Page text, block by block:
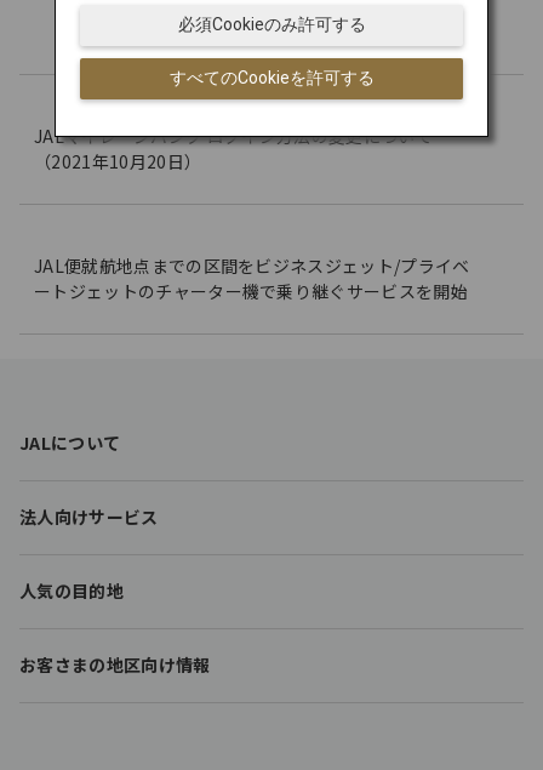
「JALカーボンオフセット」について
JALマイレージバンク ログイン方法の変更について
（2021年10月20日）
JAL便就航地点までの区間をビジネスジェット/プライベ
ートジェットのチャーター機で乗り継ぐサービスを開始
o
e
i
s
JALについて
法人向けサービス
人気の目的地
お客さまの地区向け情報
すべてのCookieを許可する
必須Cookieのみ許可する